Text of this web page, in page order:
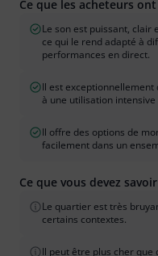
Ce que les acheteurs
Le son est puissant, clair
ce qui le rend adapté à
performances en direct.
Il est
à une utilisation
Il offre des options de
facilement dans un
Ce que vous devez
Le quartier est très
certains contextes.
Il peut être plus cher